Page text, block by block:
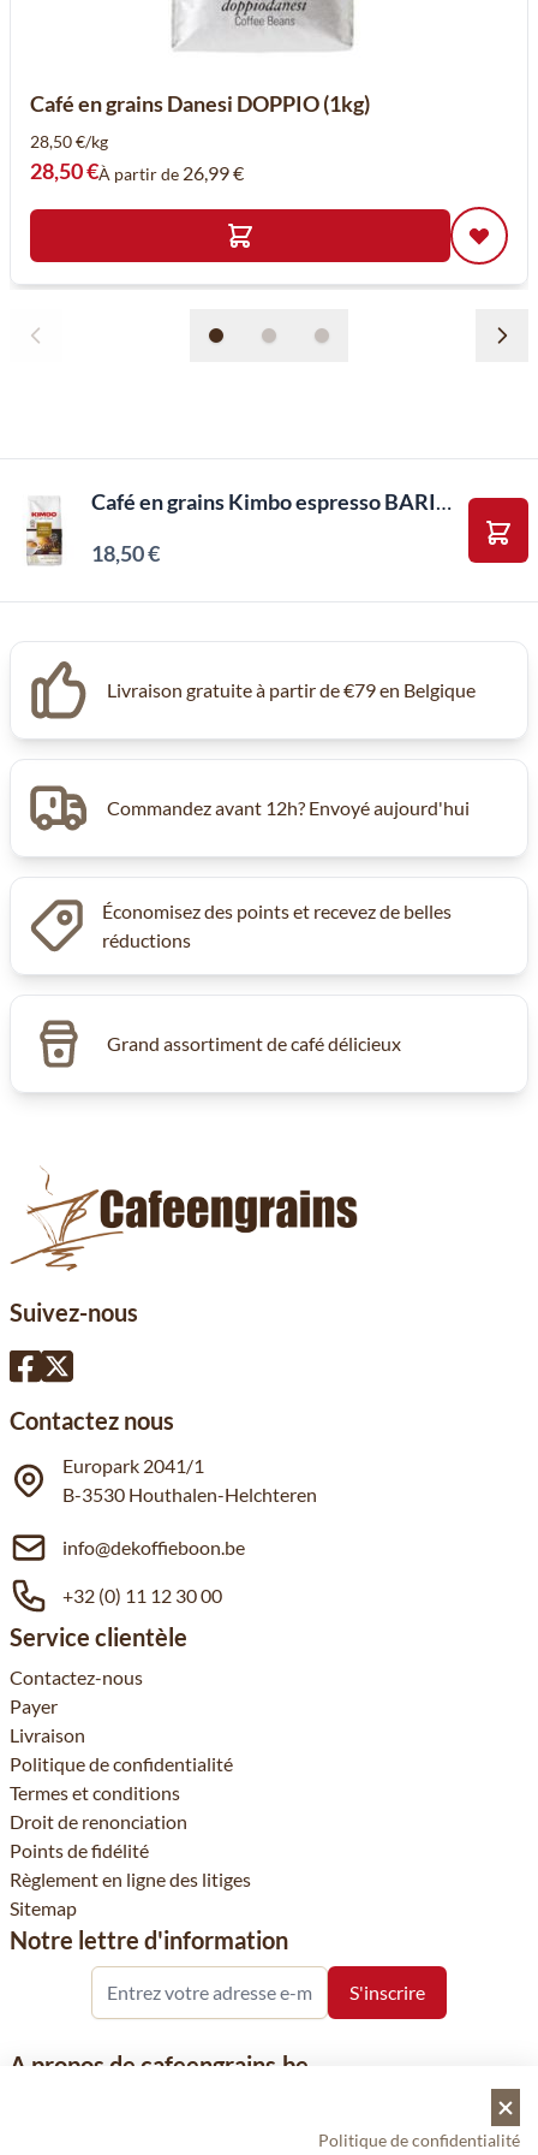
Café en grains Danesi DOPPIO (1kg)
28,50 €/kg
28,50 €À partir de 26,99 €
Café en grains Kimbo espresso BARISTA 100% arabica (1Kg)
18,50 €
Livraison gratuite à partir de €79 en Belgique
Commandez avant 12h? Envoyé aujourd'hui
Économisez des points et recevez de belles
réductions
Grand assortiment de café délicieux
Suivez-nous
Contactez nous
Europark 2041/1
B-3530 Houthalen-Helchteren
info@dekoffieboon.be
+32 (0) 11 12 30 00
Service clientèle
Contactez-nous
Payer
Livraison
Politique de confidentialité
Termes et conditions
Droit de renonciation
Points de fidélité
Règlement en ligne des litiges
Sitemap
Notre lettre d'information
A propos de cafeengrains.be
concentre sur la vente de produits à base de café, de renommée
Politique de confidentialité